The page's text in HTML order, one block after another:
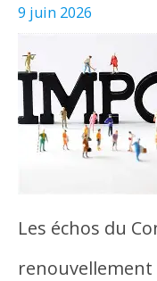
9 juin 2026
Les échos du
renouvellement